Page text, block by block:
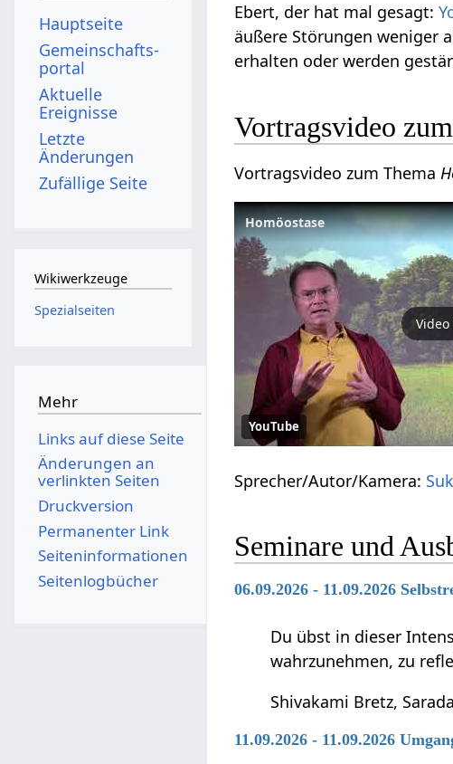
Ebert, der hat mal gesagt:
äußere Störungen weniger
erhalten oder werden
Vortragsvideo
Vortragsvideo zum Thema
Homöostase
YouTube
Sprecher/Autor/Kamera:
Seminare und
06.09.2026 - 11.09.2026
Du übst in dieser
wahrzunehmen, zu
Shivakami Bretz,
11.09.2026 - 11.09.2026
Hauptseite
Gemeinschafts­
portal
Aktuelle
Ereignisse
Letzte
Änderungen
Zufällige Seite
Wikiwerkzeuge
Spezialseiten
Mehr
Links auf diese Seite
Änderungen an
verlinkten Seiten
Druckversion
Permanenter Link
Seiten­­informationen
Seitenlogbücher